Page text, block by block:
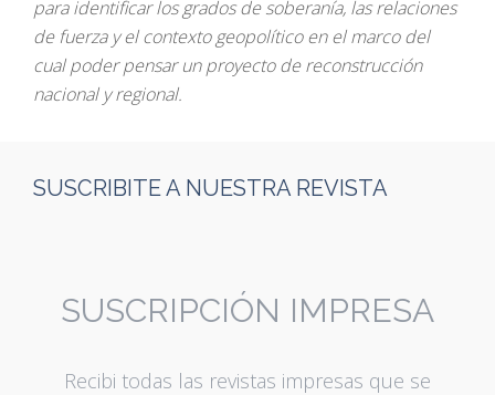
para identificar los grados de soberanía, las relaciones
de fuerza y el contexto geopolítico en el marco del
cual poder pensar un proyecto de reconstrucción
nacional y regional.
SUSCRIBITE A NUESTRA REVISTA
SUSCRIPCIÓN IMPRESA
Recibi todas las revistas impresas que se